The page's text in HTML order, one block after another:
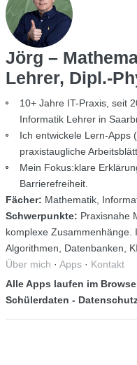
Jörg –
Lehrer, Dipl.-
10+ Jahre IT-Praxis, seit
Informatik Lehrer in
Ich entwickele Lern-Apps
praxistaugliche
Mein Fokus:klare
Barrierefreiheit.
Fächer: Mathematik,
Schwerpunkte: Praxisnahe
komplexe Zusammenhänge.
Algorithmen, Datenbanken,
Über mich · Apps· Kontakt
Alle Apps laufen im
Schülerdaten -